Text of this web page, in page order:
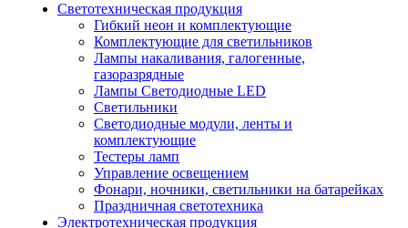
Светотехническая продукция
Гибкий неон и комплектующие
Комплектующие для светильников
Лампы накаливания, галогенные,
газоразрядные
Лампы Светодиодные LED
Светильники
Светодиодные модули, ленты и
комплектующие
Тестеры ламп
Управление освещением
Фонари, ночники, светильники на батарейках
Праздничная светотехника
Электротехническая продукция